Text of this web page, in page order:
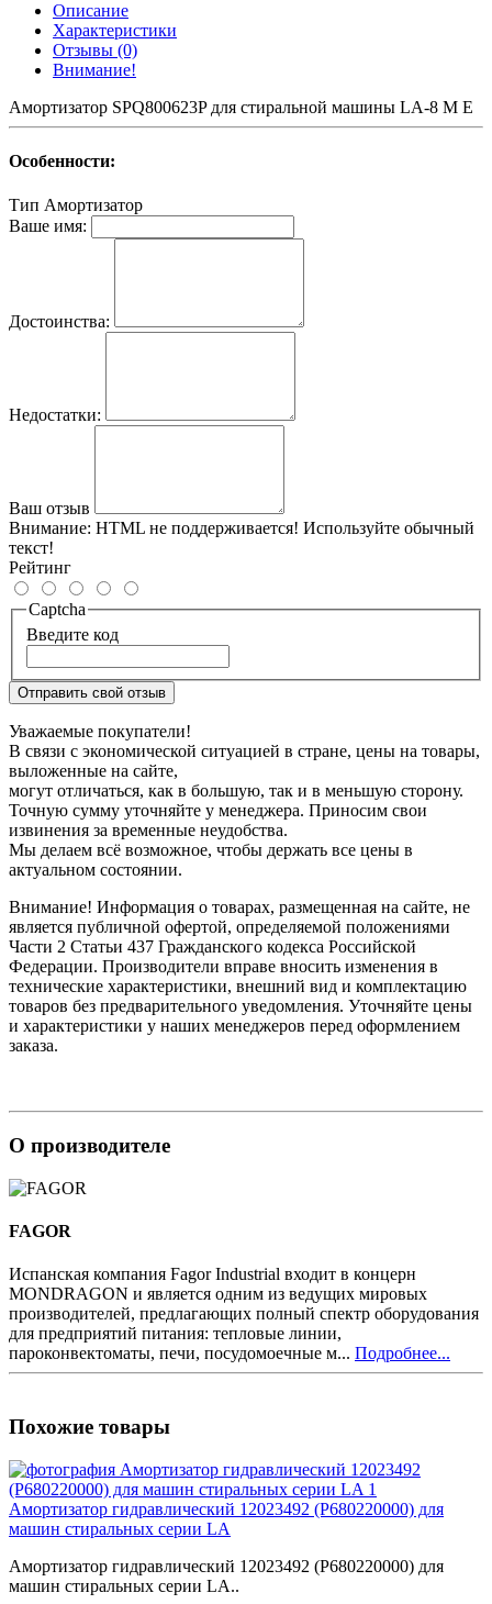
Описание
Характеристики
Отзывы (0)
Внимание!
Амортизатор SPQ800623P для стиральной машины LA-8 М Е
Особенности:
Тип Амортизатор
Ваше имя:
Достоинства:
Недостатки:
Ваш отзыв
Внимание: HTML не поддерживается! Используйте обычный
текст!
Рейтинг
Captcha
Введите код
Отправить свой отзыв
Уважаемые покупатели!
В связи с экономической ситуацией в стране, цены на товары,
выложенные на сайте,
могут отличаться, как в большую, так и в меньшую сторону.
Точную сумму уточняйте у менеджера. Приносим свои
извинения за временные неудобства.
Мы делаем всё возможное, чтобы держать все цены в
актуальном состоянии.
Внимание! Информация о товарах, размещенная на сайте, не
является публичной офертой, определяемой положениями
Части 2 Статьи 437 Гражданского кодекса Российской
Федерации. Производители вправе вносить изменения в
технические характеристики, внешний вид и комплектацию
товаров без предварительного уведомления. Уточняйте цены
и характеристики у наших менеджеров перед оформлением
заказа.
О производителе
FAGOR
Испанская компания Fagor Industrial входит в концерн
MONDRAGON и является одним из ведущих мировых
производителей, предлагающих полный спектр оборудования
для предприятий питания: тепловые линии,
пароконвектоматы, печи, посудомоечные м... Подробнее...
Похожие товары
Амортизатор гидравлический 12023492 (P680220000) для
машин стиральных серии LA
Амортизатор гидравлический 12023492 (P680220000) для
машин стиральных серии LA..